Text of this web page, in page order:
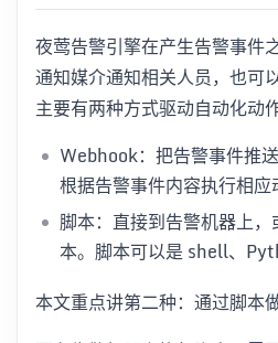
夜莺告警引擎在产生告警事件
通知媒介通知相关人员，也可
主要有两种方式驱动自动化动作
Webhook：把告警事件推
根据告警事件内容执行相应
脚本：直接到告警机器上
本。脚本可以是 shell、
本文重点讲第二种：通过脚本